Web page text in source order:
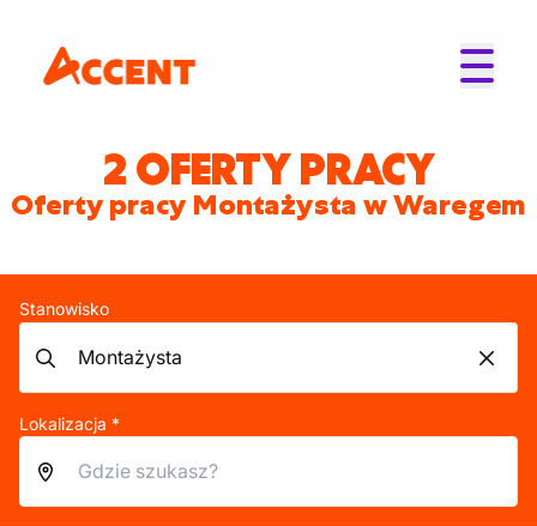
2 OFERTY PRACY
Oferty pracy Montażysta w Waregem
Stanowisko
Lokalizacja *